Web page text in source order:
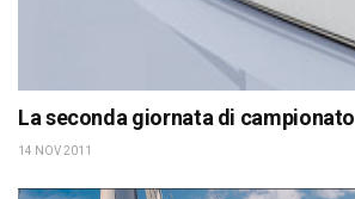
La seconda giornata di campionato
14 NOV 2011